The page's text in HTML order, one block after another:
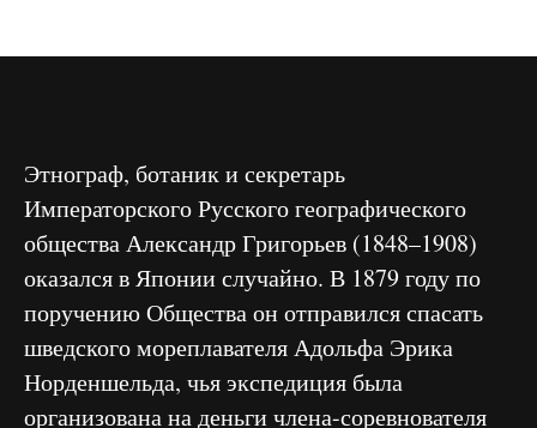
Этнограф, ботаник и секретарь
Императорского Русского географического
общества Александр Григорьев (1848–1908)
оказался в Японии случайно. В 1879 году по
поручению Общества он отправился спасать
шведского мореплавателя Адольфа Эрика
Норденшельда, чья экспедиция была
организована на деньги члена-соревнователя